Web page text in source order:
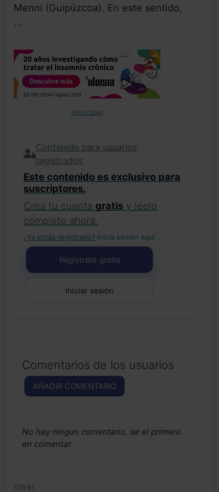
Menni (Guipúzcoa). En este sentido,
...
PUBLICIDAD
Contenido para usuarios
registrados
Este contenido es exclusivo para
suscriptores.
Crea tu cuenta gratis y léelo
completo ahora.
¿Ya estás registrado? Inicia sesión aquí .
Regístrate gratis
Iniciar sesión
Comentarios de los usuarios
AÑADIR COMENTARIO
No hay ningun comentario, se el primero
en comentar
51691